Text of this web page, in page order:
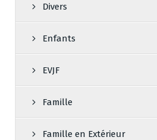
Divers
Enfants
EVJF
Famille
Famille en Extérieur